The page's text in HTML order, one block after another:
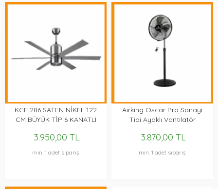
KCF 286 SATEN NİKEL 122
CM BÜYÜK TİP 6 KANATLI
VANTİLATÖRÜ METAL
GÖVDE
3.950,00 TL
min. 1 adet sipariş
Airking Oscar Pro Sanayi
Tipi Ayaklı Vantilatör
3.870,00 TL
min. 1 adet sipariş